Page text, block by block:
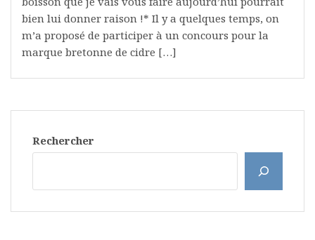
bien lui donner raison !* Il y a quelques temps, on
m’a proposé de participer à un concours pour la
marque bretonne de cidre […]
Rechercher